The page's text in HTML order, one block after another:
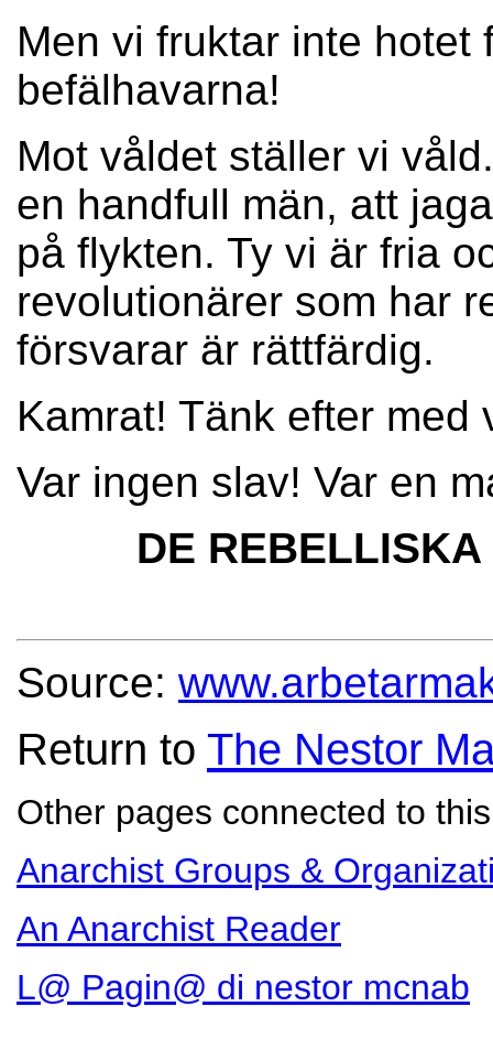
Men vi fruktar inte hotet
befälhavarna!
Mot våldet ställer vi
en handfull män, att
på flykten. Ty vi är fria
revolutionärer som har
försvarar är rättfärdig.
Kamrat! Tänk efter med
Var ingen slav! Var en
DE
Source:
Return to The Nestor
Other pages connected to
Anarchist Groups &
An Anarchist Reader
L@ Pagin@ di nestor mcnab